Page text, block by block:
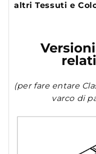
altri Tessuti e
(per fare entare
varco di